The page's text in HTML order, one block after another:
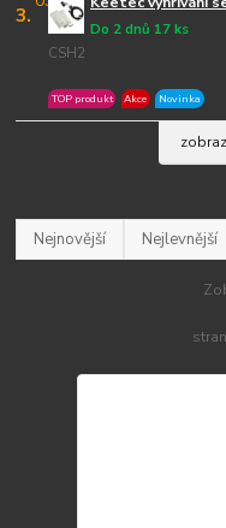
3.
CSH2
Do 2 dnů 17 ks
TOP produkt Akce Novinka
Nejnovější Nejlevnější